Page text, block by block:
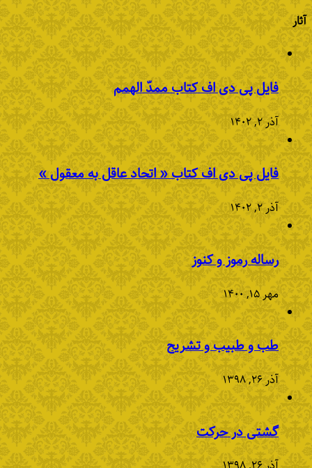
آثار
فایل پی دی اف کتاب ممدّ الهمم
آذر ۲, ۱۴۰۲
فایل پی دی اف کتاب « اتحاد عاقل به معقول »
آذر ۲, ۱۴۰۲
رساله رموز و کنوز
مهر ۱۵, ۱۴۰۰
طب و طبیب و تشریح
آذر ۲۶, ۱۳۹۸
گشتی در حرکت